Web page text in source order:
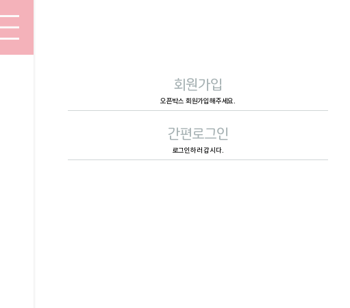
회원가입
오픈박스 회원가입해주세요.
간편로그인
로그인하러 갑시다.